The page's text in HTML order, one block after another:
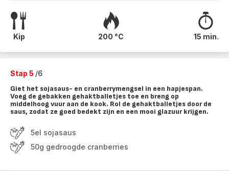
Kip 200 °C 15 min.
Stap 5 /6
Giet het sojasaus- en cranberrymengsel in een hapjespan.
Voeg de gebakken gehaktballetjes toe en breng op
middelhoog vuur aan de kook. Rol de gehaktballetjes door de
saus, zodat ze goed bedekt zijn en een mooi glazuur krijgen.
5el sojasaus
50g gedroogde cranberries